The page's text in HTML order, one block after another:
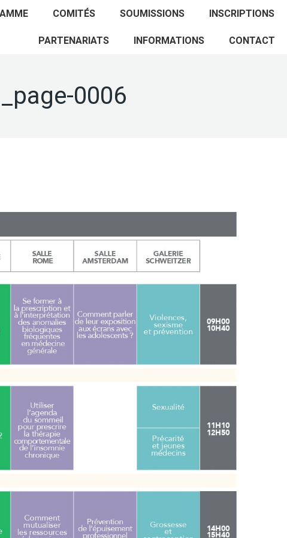
COMITÉS SOUMISSIONS INSCRIPTIONS
PARTENARIATS INFORMATIONS CONTACT
0006
ACCUEIL PROGRAMME COMITÉS
SOUMISSIONS INSCRIPTIONS PARTENARIATS